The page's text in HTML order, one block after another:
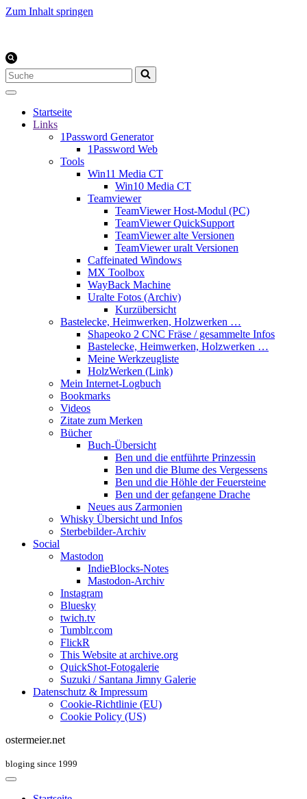
Zum Inhalt springen
Suchen
nach …
Startseite
Links
1Password Generator
1Password Web
Tools
Win11 Media CT
Win10 Media CT
Teamviewer
TeamViewer Host-Modul (PC)
TeamViewer QuickSupport
TeamViewer alte Versionen
TeamViewer uralt Versionen
Caffeinated Windows
MX Toolbox
WayBack Machine
Uralte Fotos (Archiv)
Kurzübersicht
Bastelecke, Heimwerken, Holzwerken …
Shapeoko 2 CNC Fräse / gesammelte Infos
Bastelecke, Heimwerken, Holzwerken …
Meine Werkzeugliste
HolzWerken (Link)
Mein Internet-Logbuch
Bookmarks
Videos
Zitate zum Merken
Bücher
Buch-Übersicht
Ben und die entführte Prinzessin
Ben und die Blume des Vergessens
Ben und die Höhle der Feuersteine
Ben und der gefangene Drache
Neues aus Zarmonien
Whisky Übersicht und Infos
Sterbebilder-Archiv
Social
Mastodon
IndieBlocks-Notes
Mastodon-Archiv
Instagram
Bluesky
twich.tv
Tumblr.com
FlickR
This Website at archive.org
QuickShot-Fotogalerie
Suzuki / Santana Jimny Galerie
Datenschutz & Impressum
Cookie-Richtlinie (EU)
Cookie Policy (US)
ostermeier.net
bloging since 1999